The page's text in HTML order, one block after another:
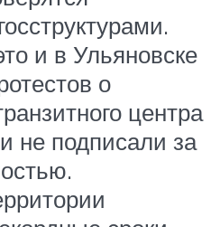
и в Ульяновске
о
центра
не подписали за